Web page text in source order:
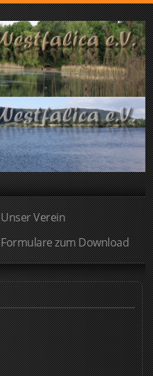
Unser Verein
Formulare zum Download